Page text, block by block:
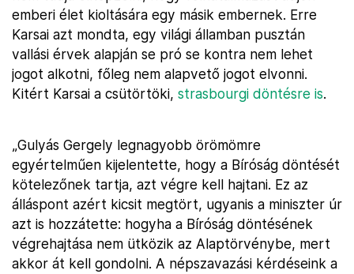
emberi élet kioltására egy másik embernek. Erre
Karsai azt mondta, egy világi államban pusztán
vallási érvek alapján se pró se kontra nem lehet
jogot alkotni, főleg nem alapvető jogot elvonni.
Kitért Karsai a csütörtöki, strasbourgi döntésre is.
„Gulyás Gergely legnagyobb örömömre
egyértelműen kijelentette, hogy a Bíróság döntését
kötelezőnek tartja, azt végre kell hajtani. Ez az
álláspont azért kicsit megtört, ugyanis a miniszter úr
azt is hozzátette: hogyha a Bíróság döntésének
végrehajtása nem ütközik az Alaptörvénybe, mert
akkor át kell gondolni. A népszavazási kérdéseink a